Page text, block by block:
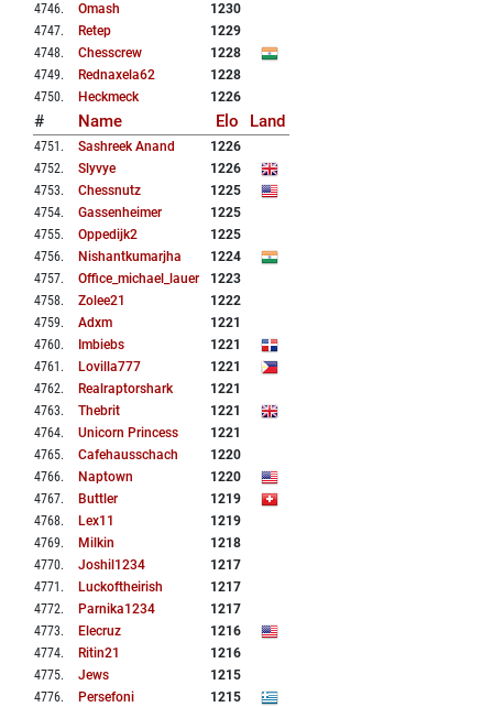
4746. Omash
1230
4747. Retep
1229
4748. Chesscrew
1228
4749. Rednaxela62
1228
4750. Heckmeck 1226
# Name Elo Land
4751 . Sashreek Anand
1226
4752. Slyvye
1226
4753. Chessnutz
1225
4754. Gassenheimer
1225
4755. Oppedijk2
1225
4756. Nishantkumarjha
1224
4757. Office_michael_lauer
1223
4758. Zolee21
1222
4759. Adxm
1221
4760. Imbiebs
1221
4761 . Lovilla777
1221
4762. Realraptorshark
1221
4763. Thebrit
1221
4764. Unicorn Princess
1221
4765. Cafehausschach
1220
4766. Naptown
1220
4767. Buttler
1219
4768. Lex11
1219
4769. Milkin
1218
4770. Joshil1234
1217
4771 . Luckoftheirish
1217
4772. Parnika1234
1217
4773. Elecruz
1216
4774. Ritin21
1216
4775. Jews
1215
4776. Persefoni
1215